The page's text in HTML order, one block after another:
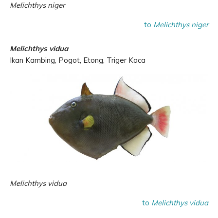
Melichthys niger
to Melichthys niger
Melichthys vidua
Ikan Kambing, Pogot, Etong, Triger Kaca
Melichthys vidua
to Melichthys vidua